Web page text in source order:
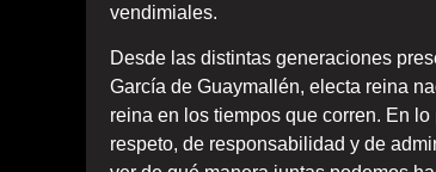
vendimiales.
Desde las distintas generaciones
García de Guaymallén, electa reina
reina en los tiempos que corren. En
respeto, de responsabilidad y de